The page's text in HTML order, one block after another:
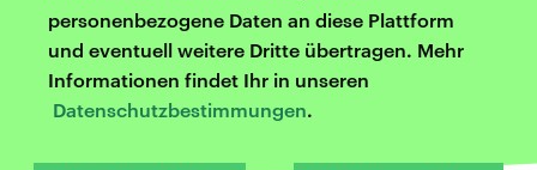
personenbezogene Daten an diese Plattform
und eventuell weitere Dritte übertragen. Mehr
Informationen findet Ihr in unseren
Datenschutzbestimmungen.